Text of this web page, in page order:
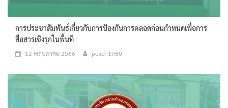
การประชาสัมพันธ์เกี่ยวกับการป้องกันการคลอดก่อนกำหนดเพื่อการ
สื่อสารเชิงรุกในพื้นที่
12 พฤษภาคม 2566 peach1980